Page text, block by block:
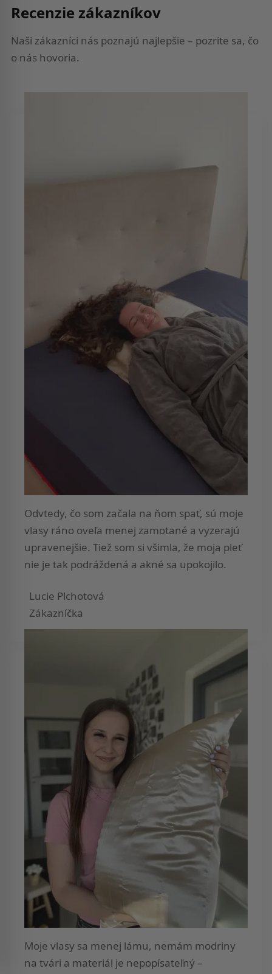
Recenzie zákazníkov
Naši zákazníci nás poznajú najlepšie – pozrite sa, čo
o nás hovoria.
Odvtedy, čo som začala na ňom spať, sú moje
vlasy ráno oveľa menej zamotané a vyzerajú
upravenejšie. Tiež som si všimla, že moja pleť
nie je tak podráždená a akné sa upokojilo.
Lucie Plchotová
Zákazníčka
Moje vlasy sa menej lámu, nemám modriny
na tvári a materiál je nepopísateľný –